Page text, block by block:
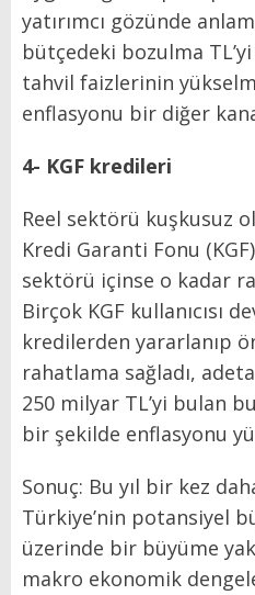
yatırımcı gözünde
bütçedeki bozulma
tahvil faizlerinin
enflasyonu bir diğer
4- KGF kredileri
Reel sektörü kuşkusuz
Kredi Garanti Fonu
sektörü içinse o kadar
Birçok KGF kullanıcısı
kredilerden yararlanıp
rahatlama sağladı,
250 milyar TL’yi bulan
bir şekilde enflasyonu
Sonuç: Bu yıl bir kez
Türkiye’nin potansiyel
üzerinde bir büyüme
makro ekonomik